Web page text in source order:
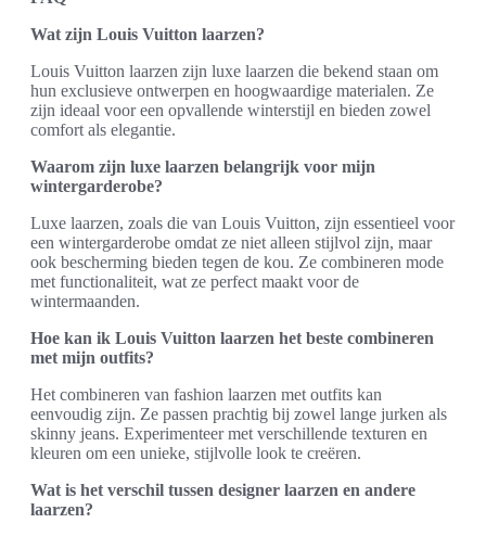
Wat zijn Louis Vuitton laarzen?
Louis Vuitton laarzen zijn luxe laarzen die bekend staan om
hun exclusieve ontwerpen en hoogwaardige materialen. Ze
zijn ideaal voor een opvallende winterstijl en bieden zowel
comfort als elegantie.
Waarom zijn luxe laarzen belangrijk voor mijn
wintergarderobe?
Luxe laarzen, zoals die van Louis Vuitton, zijn essentieel voor
een wintergarderobe omdat ze niet alleen stijlvol zijn, maar
ook bescherming bieden tegen de kou. Ze combineren mode
met functionaliteit, wat ze perfect maakt voor de
wintermaanden.
Hoe kan ik Louis Vuitton laarzen het beste combineren
met mijn outfits?
Het combineren van fashion laarzen met outfits kan
eenvoudig zijn. Ze passen prachtig bij zowel lange jurken als
skinny jeans. Experimenteer met verschillende texturen en
kleuren om een unieke, stijlvolle look te creëren.
Wat is het verschil tussen designer laarzen en andere
laarzen?